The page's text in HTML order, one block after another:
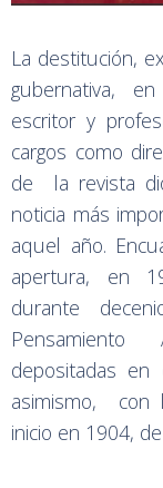
La destitución,
gubernativa, en
escritor y
cargos como
de la revista
noticia más
aquel año.
apertura, en
durante
Pensamiento
depositadas en
asimismo, con
inicio en 1904,